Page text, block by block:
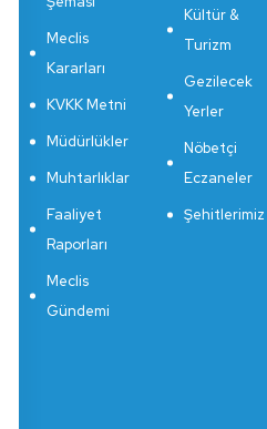
Meclis
Kararları
KVKK Metni
Müdürlükler
Muhtarlıklar
Faaliyet
Raporları
Meclis
Gündemi
Kültür &
Turizm
Gezilecek
Yerler
Nöbetçi
Eczaneler
Şehitlerimiz